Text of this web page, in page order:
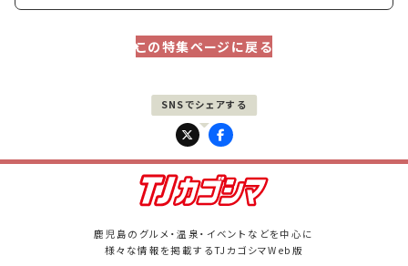
この特集ページに戻る
PAGE UP
鹿児島のグルメ・温泉・イベントなどを中心に
様々な情報を掲載するTJカゴシマWeb版